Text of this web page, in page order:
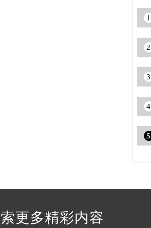
预约）
1
2
3
4
5
更多精彩内容